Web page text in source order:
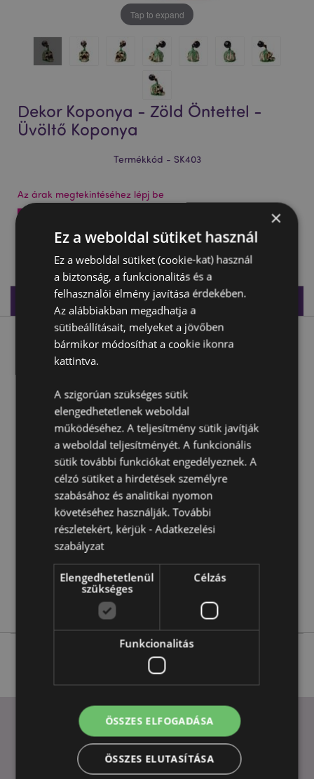
Tap to expand
Dekor Koponya - Zöld Öntettel -
Üvöltő Koponya
Termékkód - SK403
Az árak megtekintéséhez lépj be
Termékleírás
Termékleírás
Anyaga:Rézina
Ünnep/Szezon/Alkalom:
Termékjellemzők
További
Információ
Magasság 20cm Szélesség 10cm Vastagság 17cm
5055071505645
8
1.030000
Nem
Nem
HASZNOS LINKEK
GYIK
×
Ez a weboldal sütiket használ
Ez a weboldal sütiket (cookie-kat) használ
a biztonság, a funkcionalitás és a
felhasználói élmény javítása érdekében.
Az alábbiakban megadhatja a
sütibeállításait, melyeket a jövőben
bármikor módosíthat a cookie ikonra
kattintva.
A szigorúan szükséges sütik
elengedhetetlenek weboldal
működéséhez. A teljesítmény sütik javítják
a weboldal teljesítményét. A funkcionális
sütik további funkciókat engedélyeznek. A
célzó sütiket a hirdetések személyre
szabásához és analitikai nyomon
követéséhez használják. További
részletekért, kérjük -Adatkezelési
szabályzat
Elengedhetetlenül
szükséges
Célzás
Funkcionalitás
ÖSSZES ELFOGADÁSA
ÖSSZES ELUTASÍTÁSA